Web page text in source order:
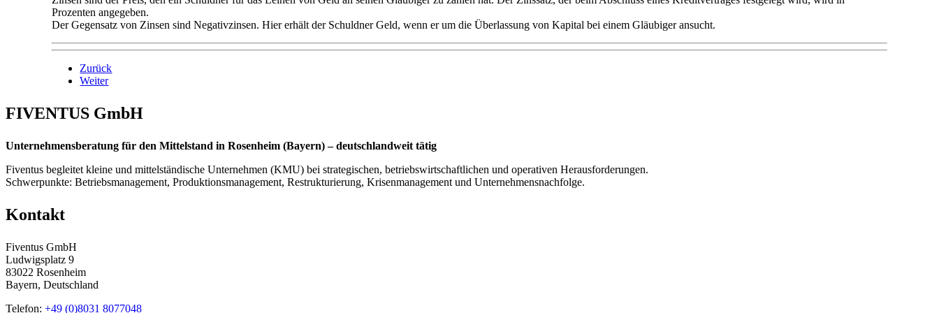
Prozenten angegeben.
Der Gegensatz von Zinsen sind Negativzinsen. Hier erhält der Schuldner Geld, wenn er um die Überlassung von Kapital bei einem Gläubiger ansucht.
Zurück
Weiter
FIVENTUS GmbH
Unternehmensberatung für den Mittelstand in Rosenheim (Bayern) – deutschlandweit tätig
Fiventus begleitet kleine und mittelständische Unternehmen (KMU) bei strategischen, betriebswirtschaftlichen und operativen Herausforderungen.
Schwerpunkte: Betriebsmanagement, Produktionsmanagement, Restrukturierung, Krisenmanagement und Unternehmensnachfolge.
Kontakt
Fiventus GmbH
Ludwigsplatz 9
83022 Rosenheim
Bayern, Deutschland
Telefon: +49 (0)8031 8077048